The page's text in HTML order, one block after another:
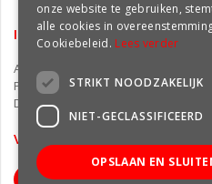
INFORMATIE
Algemene voorwaarden
Privacy statement
Disclaimer
VOLG ONS OP FACEBOOK
onze website te gebruiken,
alle cookies in
Cookiebeleid. Lees verder
STRIKT NOODZAKELIJK
NIET-GECLASSIFICEERD
OPSLAAN EN